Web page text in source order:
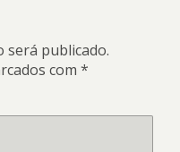
será publicado.
com *